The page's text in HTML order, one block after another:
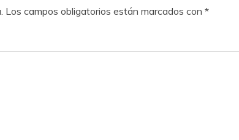
Los campos obligatorios están marcados con *